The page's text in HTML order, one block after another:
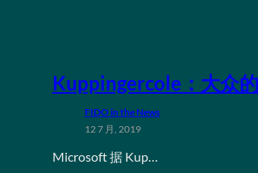
Kuppingercole：大众
FIDO in the News
12 7 月, 2019
Microsoft 据 Kup…